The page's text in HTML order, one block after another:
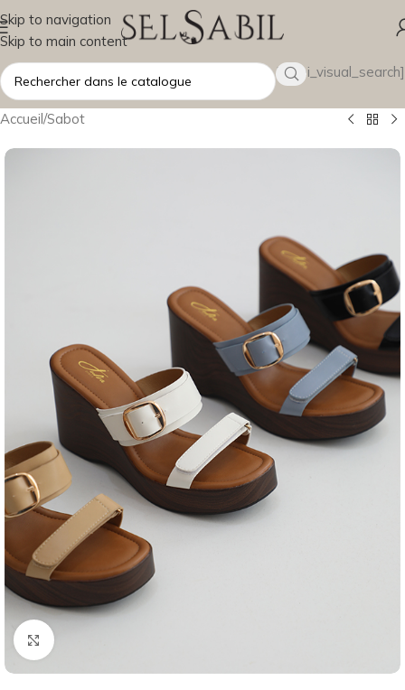
Skip to navigation
Skip to main content
[wsbi_visual_search]
Accueil/Sabot
Agrandir